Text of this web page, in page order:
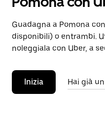
Guadagna a Pomona
disponibili) o entrambi.
noleggiala con Uber, a
Inizia Hai già